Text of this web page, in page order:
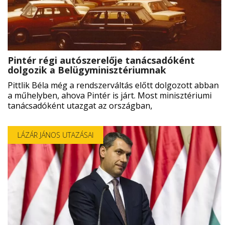
Pintér régi autószerelője tanácsadóként
dolgozik a Belügyminisztériumnak
Pittlik Béla még a rendszerváltás előtt dolgozott abban
a műhelyben, ahova Pintér is járt. Most minisztériumi
tanácsadóként utazgat az országban,
LÁZÁR JÁNOS UTAZÁSAI